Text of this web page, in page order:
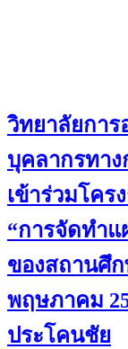
วิทยาลัยกา
บุคลากรทาง
เข้าร่วมโคร
“การจัดทำ
ของสถานศึก
พฤษภาคม
ประโคนชัย